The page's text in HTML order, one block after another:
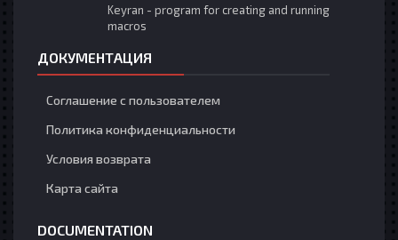
Keyran - program for creating and running
macros
ДОКУМЕНТАЦИЯ
Соглашение с пользователем
Политика конфиденциальности
Условия возврата
Карта сайта
DOCUMENTATION